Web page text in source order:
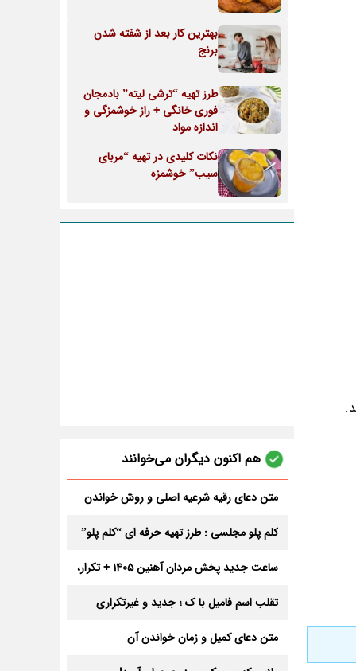
بهترین کار بعد از شفته شدن
برنج
طرز تهیه “ترشی لیته” بادمجان
فوری خانگی + راز خوشمزگی و
اندازه مواد
نکات کلیدی در تهیه “مربای
سیب” خوشمزه
هم اکنون دیگران می‌خوانند
متن دعای رقیه شرعیه اصلی و روش خواندن
کلم پلو مجلسی : طرز تهیه حرفه ای “کلم پلو”
ساعت جدید پخش مردان آهنین 1405 + تکرار،
تقلب اسم فامیل با ک ؛ جدید و غیرتکراری
متن دعای کمیل و زمان خواندن آن